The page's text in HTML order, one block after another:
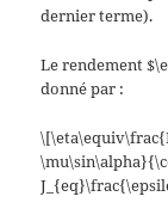
dernier terme).
Le rendement
donné par :